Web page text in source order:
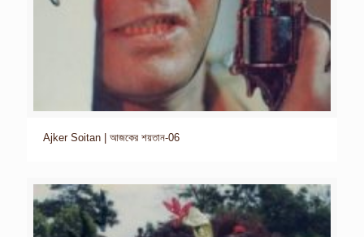
Ajker Soitan | আজকের শয়তান-06